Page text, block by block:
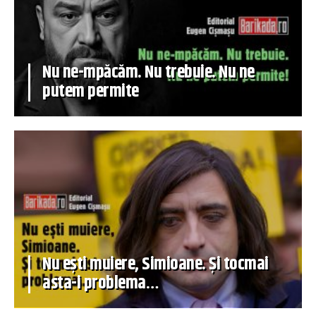
Nu ne-mpăcăm. Nu trebuie. Nu ne
putem permite
Nu ești muiere, Simioane. Și tocmai
asta-i problema…